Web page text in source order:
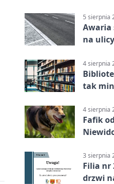
5 sierpnia
Awaria
na
4 sierpnia
tak
4 sierpnia
Fafik
3 sierpnia
Filia nr
drzwi